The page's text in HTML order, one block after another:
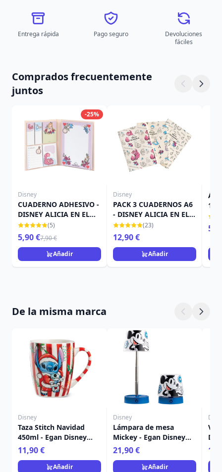
Entrega rápida Pago seguro
Devoluciones
fáciles
Comprados frecuentemente
juntos
-25%
Disney
CUADERNO ADHESIVO -
DISNEY ALICIA EN EL
PAÍS DE LAS
MARAVILLAS
(5)
5,90 €7,90 €
Añadir
Disney
PACK 3 CUADERNOS A6
- DISNEY ALICIA EN EL
PAÍS DE LAS
MARAVILLAS
(23)
12,90 €
Añadir
de
De la misma marca
Disney
Taza Stitch Navidad
450ml - Egan Disney
Home
11,90 €
Añadir
Disney
Lámpara de mesa
Mickey - Egan Disney
Home
21,90 €
Añadir